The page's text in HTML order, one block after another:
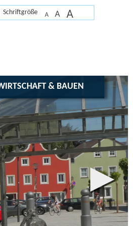
Schriftgröße A A A
& BAUEN